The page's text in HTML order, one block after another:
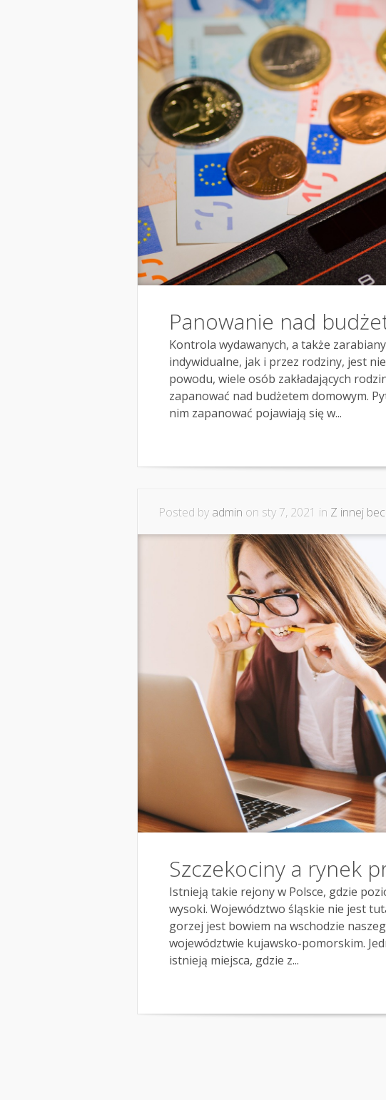
Panowanie nad
Kontrola wydawanych, a także
indywidualne, jak i przez rodziny, jest
powodu, wiele osób zakładających
zapanować nad budżetem domowym.
nim zapanować pojawiają się w...
Posted by admin on sty 7, 2021 in Z innej
Szczekociny a rynek
Istnieją takie rejony w Polsce, gdzie
wysoki. Województwo śląskie nie jest
gorzej jest bowiem na wschodzie
województwie kujawsko-pomorskim.
istnieją miejsca, gdzie z...